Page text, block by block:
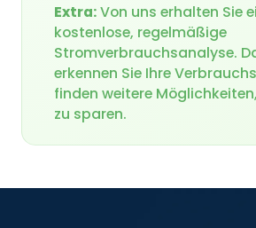
Extra:Von uns erhalten Sie
kostenlose, regelmäßige
Stromverbrauchsanalyse.
erkennen Sie Ihre
finden weitere
zu sparen.